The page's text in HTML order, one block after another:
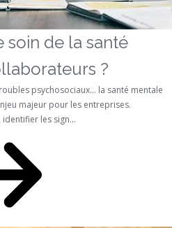
de la santé
?
psychosociaux… la santé mentale
majeur pour les entreprises.
les sign...